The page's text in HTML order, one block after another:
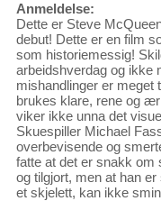
Anmeldelse:
Dette er Steve
debut! Dette er en film
som historiemessig!
arbeidshverdag og ikke
mishandlinger er
brukes klare, rene og
viker ikke unna det
Skuespiller Michael
overbevisende og
fatte at det er snakk om
og tilgjort, men at han
et skjelett, kan ikke